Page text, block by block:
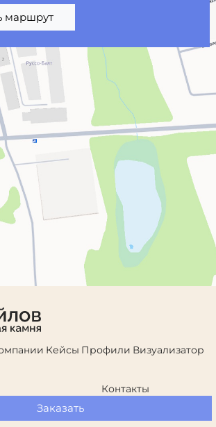
маршрут
Кейсы Профили Визуализатор
Контакты
Заказать